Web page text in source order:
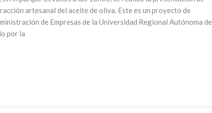
artesanal del aceite de oliva. Este es un proyecto de
de Empresas de la Universidad Regional Autónoma de
por la